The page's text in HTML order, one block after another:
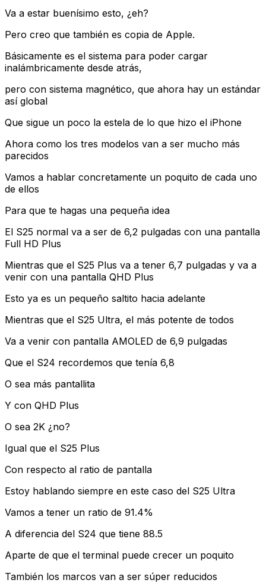
Va a estar buenísimo esto, ¿eh?
Pero creo que también es copia de Apple.
Básicamente es el sistema para poder cargar
inalámbricamente desde atrás,
pero con sistema magnético, que ahora hay un estándar
así global
Que sigue un poco la estela de lo que hizo el iPhone
Ahora como los tres modelos van a ser mucho más
parecidos
Vamos a hablar concretamente un poquito de cada uno
de ellos
Para que te hagas una pequeña idea
El S25 normal va a ser de 6,2 pulgadas con una pantalla
Full HD Plus
Mientras que el S25 Plus va a tener 6,7 pulgadas y va a
venir con una pantalla QHD Plus
Esto ya es un pequeño saltito hacia adelante
Mientras que el S25 Ultra, el más potente de todos
Va a venir con pantalla AMOLED de 6,9 pulgadas
Que el S24 recordemos que tenía 6,8
O sea más pantallita
Y con QHD Plus
O sea 2K ¿no?
Igual que el S25 Plus
Con respecto al ratio de pantalla
Estoy hablando siempre en este caso del S25 Ultra
Vamos a tener un ratio de 91.4%
A diferencia del S24 que tiene 88.5
Aparte de que el terminal puede crecer un poquito
También los marcos van a ser súper reducidos